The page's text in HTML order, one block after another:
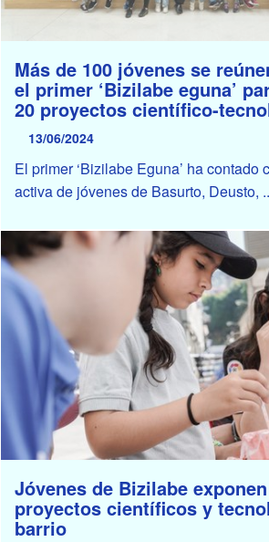
Más de 100 jóvenes se
el primer ‘Bizilabe eguna’
20 proyectos científico-
13/06/2024
El primer ‘Bizilabe Eguna’ ha contado
activa de jóvenes de Basurto, Deusto,
Jóvenes de Bizilabe
proyectos científicos y
barrio